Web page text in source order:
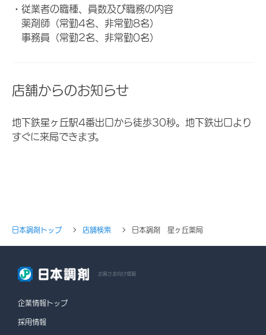
・従業者の職種、員数及び職務の内容
薬剤師（常勤4名、非常勤8名）
事務員（常勤2名、非常勤0名）
店舗からのお知らせ
地下鉄星ヶ丘駅4番出口から徒歩30秒。地下鉄出口より
すぐに来局できます。
日本調剤トップ 店舗検索 日本調剤 星ヶ丘薬局
お客さま向け情報
企業情報トップ
採用情報